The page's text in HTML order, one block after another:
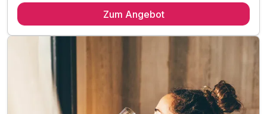
2 x reichhaltiges Frühstück vom Buffet
1 x Flasche Winzersekt
1 x Begrüßungsgetränk
inkl. KONUS-Gästekarte Nutzung ÖPNV
inkl. Fitnessraum Nutzung
Zum Angebot